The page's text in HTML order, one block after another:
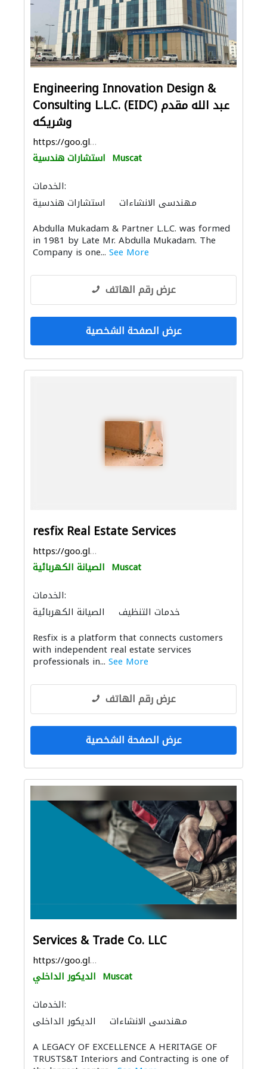
Engineering Innovation Design &
Consulting L.L.C. (EIDC) عبد الله مقدم
وشريكه
https://goo.gl/maps/bsVWqf6yvWZ1iKGK8
استشارات هندسية Muscat
الخدمات:
استشارات هندسية
مهندسي الانشاءات
الصيانة الكهربائية المساحيين ميكانيكيون
الديكور الداخلي التصميم المعماري
Abdulla Mukadam & Partner L.L.C. was formed
in 1981 by Late Mr. Abdulla Mukadam. The
Company is one... See More
عرض رقم الهاتف
عرض الصفحة الشخصية
resfix Real Estate Services
https://goo.gl/maps/2gJxabvhPNfyjqWE9
الصيانة الكهربائية Muscat
الخدمات:
الصيانة الكهربائية
خدمات التنظيف
مكافحة الحشرات الدهان
Resfix is a platform that connects customers
with independent real estate services
professionals in... See More
عرض رقم الهاتف
عرض الصفحة الشخصية
Services & Trade Co. LLC
https://goo.gl/maps/gNBtpYeMrr44NoDX6
الديكور الداخلي Muscat
الخدمات:
الديكور الداخلي
مهندسي الانشاءات
منتجات الجبس الأثاث المكتبي الاكسسوارات
ميكانيكيون مقاولون تسليم مفتاح
A LEGACY OF EXCELLENCE A HERITAGE OF
TRUSTS&T Interiors and Contracting is one of